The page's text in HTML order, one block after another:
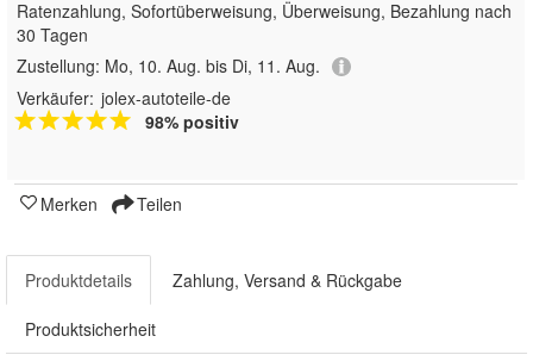
Ratenzahlung, Sofortüberweisung, Überweisung, Bezahlung nach
30 Tagen
Zustellung: Mo, 10. Aug. bis Di, 11. Aug.
Verkäufer: jolex-autoteile-de
98% positiv
Merken Teilen
Produktdetails Zahlung, Versand & Rückgabe
Produktsicherheit